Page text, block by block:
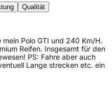
Qualität
Polo GTI und 240 Km/H.
Reifen. Insgesamt für den
PS: Fahre aber auch
Lange strecken etc. ein